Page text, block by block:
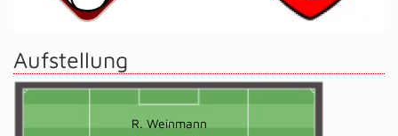
Aufstellung
R. Weinmann